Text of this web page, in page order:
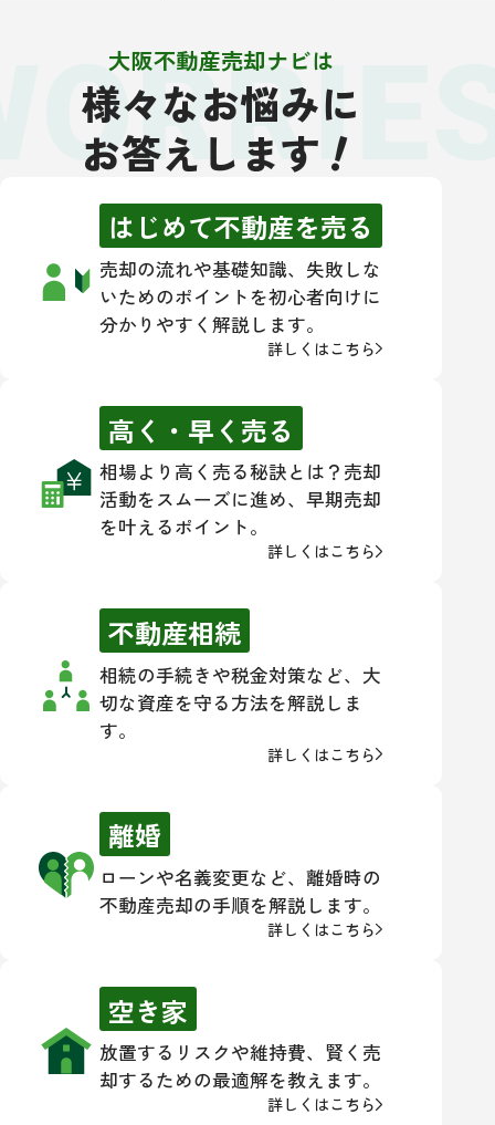
大阪不動産売却ナビは
様々なお悩みに
お答えします！
はじめて不動産を売る
売却の流れや基礎知識、失敗しな
いためのポイントを初心者向けに
分かりやすく解説します。
詳しくはこちら
高く・早く売る
相場より高く売る秘訣とは？売却
活動をスムーズに進め、早期売却
を叶えるポイント。
詳しくはこちら
不動産相続
相続の手続きや税金対策など、大
切な資産を守る方法を解説しま
す。
詳しくはこちら
離婚
ローンや名義変更など、離婚時の
不動産売却の手順を解説します。
詳しくはこちら
空き家
放置するリスクや維持費、賢く売
却するための最適解を教えます。
詳しくはこちら